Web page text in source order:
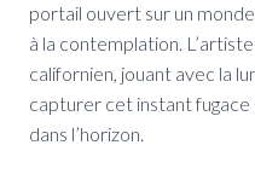
portail ouvert sur un
à la contemplation.
californien, jouant avec la
capturer cet instant
dans l’horizon.